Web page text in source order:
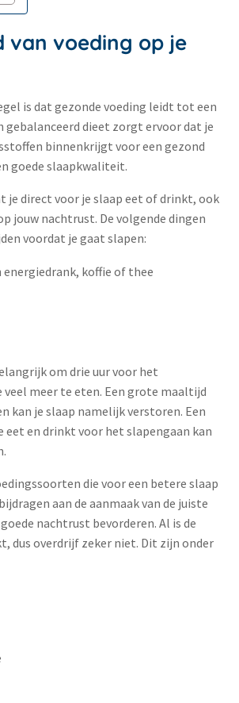
van voeding op je
is dat gezonde voeding leidt tot een
gebalanceerd dieet zorgt ervoor dat je
binnenkrijgt voor een gezond
goede slaapkwaliteit.
je direct voor je slaap eet of drinkt, ook
jouw nachtrust. De volgende dingen
voordat je gaat slapen:
energiedrank, koffie of thee
om drie uur voor het
meer te eten. Een grote maaltijd
kan je slaap namelijk verstoren. Een
eet en drinkt voor het slapengaan kan
die voor een betere slaap
aan de aanmaak van de juiste
nachtrust bevorderen. Al is de
dus overdrijf zeker niet. Dit zijn onder